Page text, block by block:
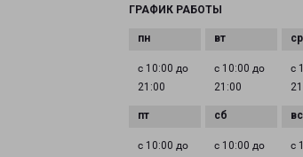
ГРАФИК РАБОТЫ
с 10:00 до
21:00
с 10:00 до
21:00
с
с 10:00 до
с 10:00 до
с